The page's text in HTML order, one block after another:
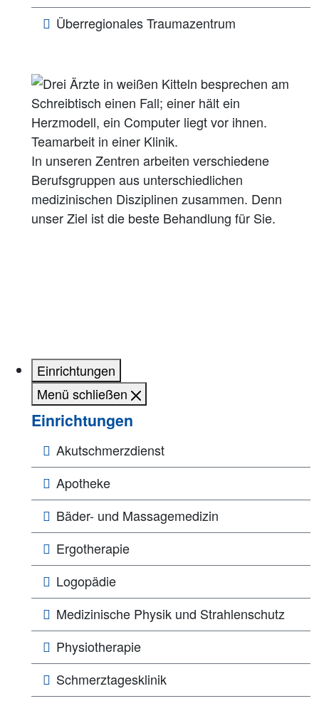
Überregionales Traumazentrum
In unseren Zentren arbeiten verschiedene
Berufsgruppen aus unterschiedlichen
medizinischen Disziplinen zusammen. Denn
unser Ziel ist die beste Behandlung für Sie.
Einrichtungen
Menü schließen
Einrichtungen
Akutschmerzdienst
Apotheke
Bäder- und Massagemedizin
Ergotherapie
Logopädie
Medizinische Physik und Strahlenschutz
Physiotherapie
Schmerztagesklinik